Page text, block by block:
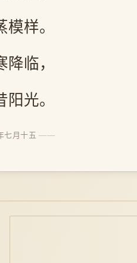
模样。
降临，
阳光。
七月十五